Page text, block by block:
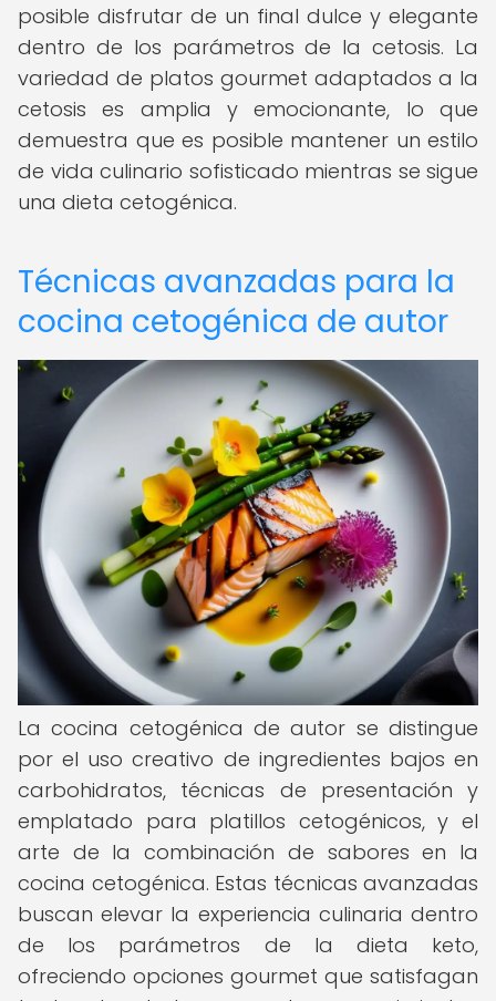
posible disfrutar de un final dulce y elegante
dentro de los parámetros de la cetosis. La
variedad de platos gourmet adaptados a la
cetosis es amplia y emocionante, lo que
demuestra que es posible mantener un estilo
de vida culinario sofisticado mientras se sigue
una dieta cetogénica.
Técnicas avanzadas para la
cocina cetogénica de autor
La cocina cetogénica de autor se distingue
por el uso creativo de ingredientes bajos en
carbohidratos, técnicas de presentación y
emplatado para platillos cetogénicos, y el
arte de la combinación de sabores en la
cocina cetogénica. Estas técnicas avanzadas
buscan elevar la experiencia culinaria dentro
de los parámetros de la dieta keto,
ofreciendo opciones gourmet que satisfagan